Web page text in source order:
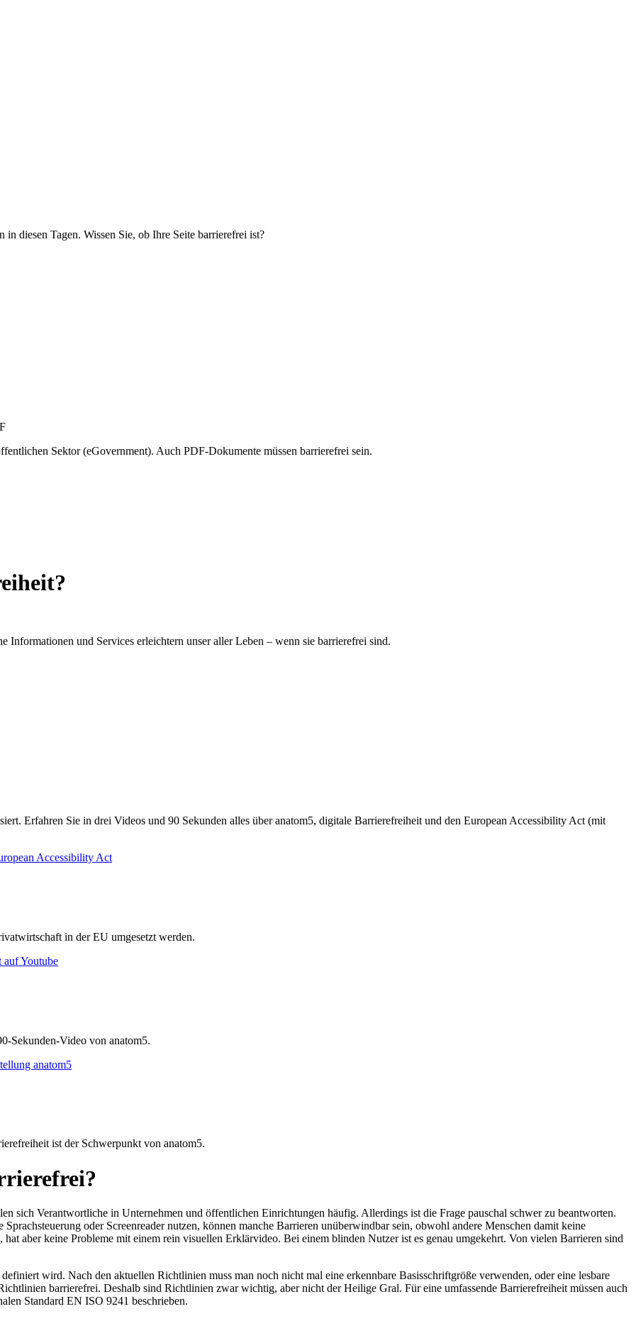
diesen Tagen. Wissen Sie, ob Ihre Seite barrierefrei ist?
Sektor (eGovernment). Auch PDF-Dokumente müssen barrierefrei sein.
Informationen und Services erleichtern unser aller Leben – wenn sie barrierefrei sind.
Erfahren Sie in drei Videos und 90 Sekunden alles über anatom5, digitale Barrierefreiheit und den European Accessibility Act (mit
in der EU umgesetzt werden.
Sekunden-Video von anatom5.
ist der Schwerpunkt von anatom5.
sich Verantwortliche in Unternehmen und öffentlichen Einrichtungen häufig. Allerdings ist die Frage pauschal schwer zu beantworten.
oder Screenreader nutzen, können manche Barrieren unüberwindbar sein, obwohl andere Menschen damit keine
aber keine Probleme mit einem rein visuellen Erklärvideo. Bei einem blinden Nutzer ist es genau umgekehrt. Von vielen Barrieren sind
wird. Nach den aktuellen Richtlinien muss man noch nicht mal eine erkennbare Basisschriftgröße verwenden, oder eine lesbare
barrierefrei. Deshalb sind Richtlinien zwar wichtig, aber nicht der Heilige Gral. Für eine umfassende Barrierefreiheit müssen auch
Standard EN ISO 9241 beschrieben.